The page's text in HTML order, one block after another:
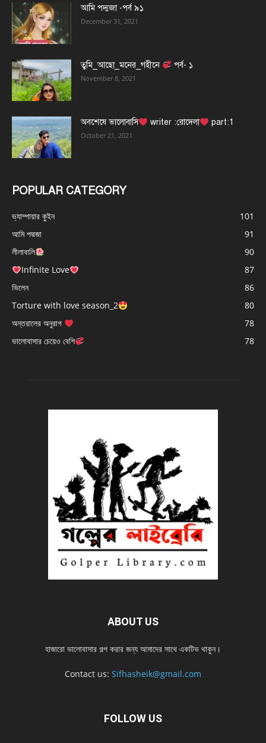
আমি পদ্মজা -পর্ব ৯১
December 31, 2021
তুমি_আছো_মনের_গহীনে পর্ব- ১
November 8, 2021
অবশেষে ভালোবাসি writer :রোদেলা part:1
October 21, 2021
POPULAR CATEGORY
ভ্যাম্পায়ার কুইন
101
আমি পদ্মজা
91
লীলাবালি
90
Infinite Love
87
ভিলেন
86
Torture with love season_2
80
অন্তরালের অনুরাগ
78
ভালোবাসার চেয়েও বেশি
78
ABOUT US
হাজারো ভালোবাসার গল্প করার জন্য আমাদের সাথে একটিভ থাকুন।
Contact us: Sifhasheik@gmail.com
FOLLOW US